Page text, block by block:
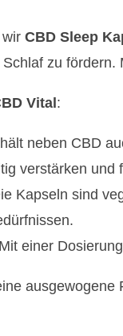
CBD Sleep
zu fördern.
Vital :
neben CBD
verstärken und
Kapseln sind
einer